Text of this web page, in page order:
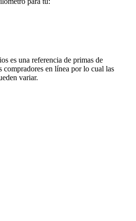
es una referencia de primas de
compradores en línea por lo cual las
variar.